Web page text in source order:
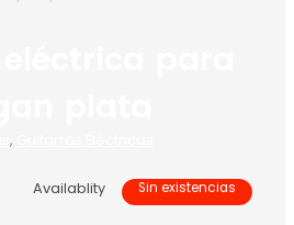
,
Availablity Sin existencias